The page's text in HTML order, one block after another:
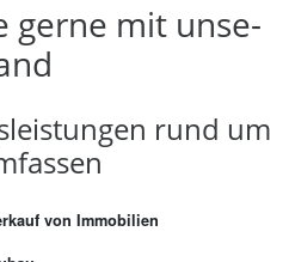
gerne mit un­se­
rund um
von Immobilien